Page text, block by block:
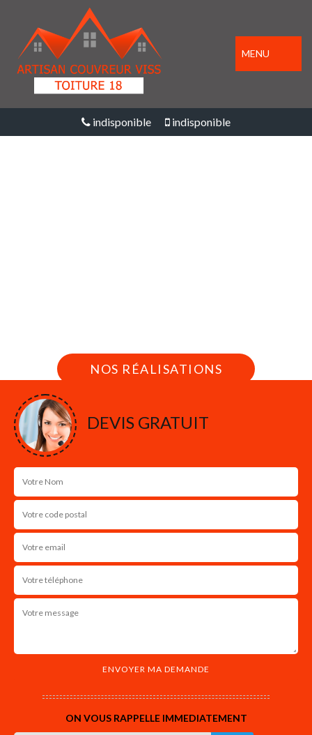
MENU
indisponible indisponible
NOS RÉALISATIONS
DEVIS GRATUIT
ON VOUS RAPPELLE IMMEDIATEMENT